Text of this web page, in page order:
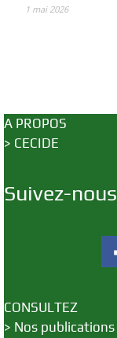
1 mai 2026
A PROPOS
> CECIDE
Suivez-nous
CONSULTEZ
> Nos publications